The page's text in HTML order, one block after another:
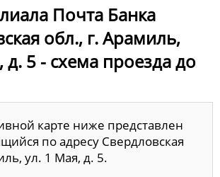
Почта Банка
обл., г. Арамиль,
д. 5 - схема проезда до
карте ниже представлен
по адресу Свердловская
ул. 1 Мая, д. 5.